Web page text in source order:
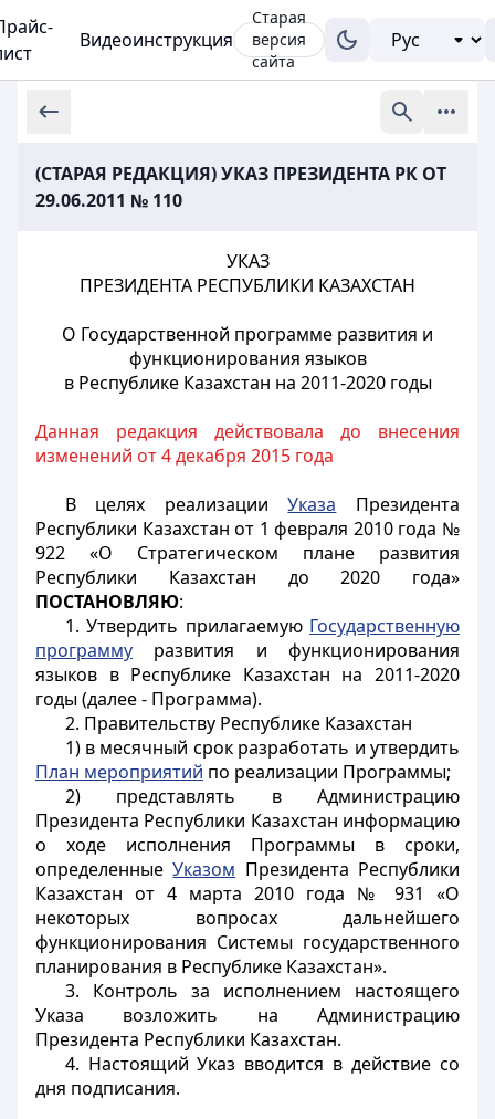
Видеоинструкция
Старая
версия
сайта
(СТАРАЯ РЕДАКЦИЯ) УКАЗ ПРЕЗИДЕНТА РК ОТ
29.06.2011 № 110
УКАЗ
ПРЕЗИДЕНТА РЕСПУБЛИКИ КАЗАХСТАН
О Государственной программе развития и
функционирования языков
в Республике Казахстан на 2011-2020 годы
Данная редакция действовала до внесения
изменений от 4 декабря 2015 года
В целях реализацииУказа Президента
Республики Казахстан от 1 февраля 2010 года №
922 «О Стратегическом плане развития
Республики Казахстан до 2020 года»
ПОСТАНОВЛЯЮ:
1. Утвердить прилагаемую Государственную
программу развития и функционирования
языков в Республике Казахстан на 2011-2020
годы (далее - Программа).
2. Правительству Республике Казахстан
1) в месячный срок разработать и утвердить
План мероприятий по реализации Программы;
2) представлять в Администрацию
Президента Республики Казахстан информацию
о ходе исполнения Программы в сроки,
определенныеУказом Президента Республики
Казахстан от 4 марта 2010 года № 931 «О
некоторых вопросах дальнейшего
функционирования Системы государственного
планирования в Республике Казахстан».
3. Контроль за исполнением настоящего
Указа возложить на Администрацию
Президента Республики Казахстан.
4. Настоящий Указ вводится в действие со
дня подписания.